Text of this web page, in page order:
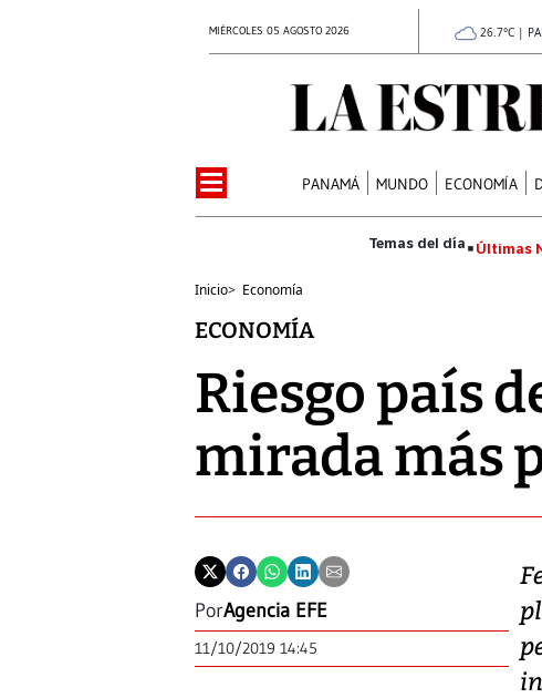
MIÉRCOLES 05 AGOSTO 2026 26.7°C |
PANAMÁ MUNDO ECONOMÍA
Últimas
Inicio> Economía
ECONOMÍA
Riesgo país
mirada más
PorAgencia EFE
11/10/2019 14:45